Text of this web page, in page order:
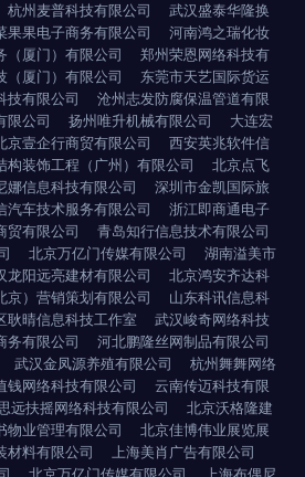
杭州麦普科技有限公司
武汉盛泰华隆换
果果电子商务有限公司
河南鸿之瑞化妆
（厦门）有限公司
郑州荣恩网络科技有
（厦门）有限公司
东莞市天艺国际货运
技有限公司
沧州志发防腐保温管道有限
限公司 扬州唯升机械有限公司
大连宏
京壹企行商贸有限公司
西安英兆软件信
构装饰工程（广州）有限公司
北京点飞
娜信息科技有限公司
深圳市金凯国际旅
汽车技术服务有限公司
浙江即商通电子
贸有限公司
青岛知行信息技术有限公司
北京万亿门传媒有限公司
湖南溢美市
龙阳远亮建材有限公司
北京鸿安齐达科
京）营销策划有限公司
山东科讯信息科
耿晴信息科技工作室
武汉峻奇网络科技
务有限公司
河北鹏隆丝网制品有限公司
武汉金凤源养殖有限公司
杭州舞舞网络
钱网络科技有限公司
云南传迈科技有限
远扶摇网络科技有限公司
北京沃格隆建
物业管理有限公司
北京佳博伟业展览展
材料有限公司
上海美肖广告有限公司